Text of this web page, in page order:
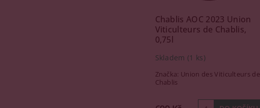
Chablis AOC 2023 Union
Viticulteurs de Chablis,
0,75l
Skladem (1 ks)
Značka: Union des Viticulteurs de
Chablis